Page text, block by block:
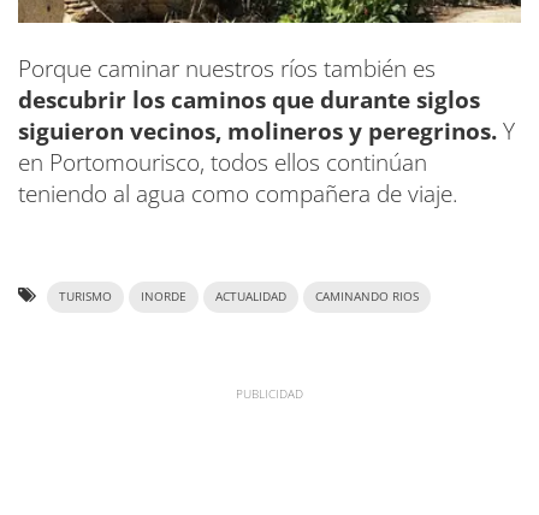
Porque caminar nuestros ríos también es
descubrir los caminos que durante siglos
siguieron vecinos, molineros y peregrinos.Y
en Portomourisco, todos ellos continúan
teniendo al agua como compañera de viaje.
TURISMO INORDE ACTUALIDAD CAMINANDO RIOS